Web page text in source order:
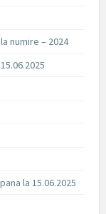
numire – 2024
la 15.06.2025